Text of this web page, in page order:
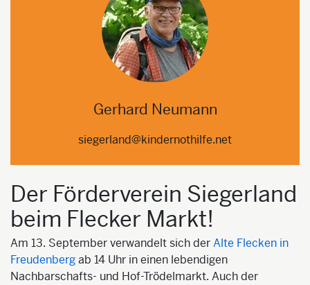
Gerhard Neumann
siegerland@kindernothilfe.net
Der Förderverein Siegerland
beim Flecker Markt!
Am 13. September verwandelt sich derAlte Flecken in
Freudenbergab 14 Uhr in einen lebendigen
Nachbarschafts- und Hof-Trödelmarkt. Auch der